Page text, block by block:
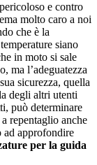
e contro
molto caro a noi
che è la
siano
in moto si sale
ma l’adeguatezza
sicurezza, quella
degli altri utenti
può determinare
repentaglio anche
ad approfondire
per la guida